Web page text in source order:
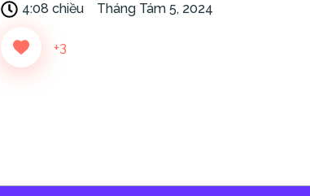
4:08 chiều Tháng Tám 5, 2024
+3